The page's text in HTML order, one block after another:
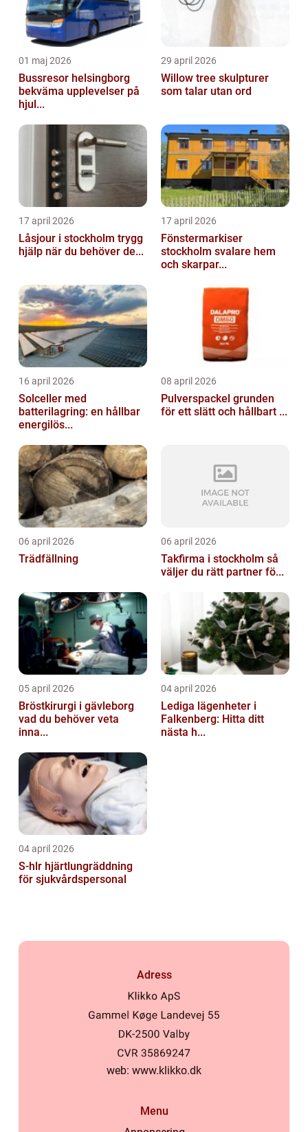
01 maj 2026
Bussresor helsingborg
bekväma upplevelser på
hjul...
29 april 2026
Willow tree skulpturer
som talar utan ord
17 april 2026
Låsjour i stockholm trygg
hjälp när du behöver de...
17 april 2026
Fönstermarkiser
stockholm svalare hem
och skarpar...
16 april 2026
Solceller med
batterilagring: en hållbar
energilös...
08 april 2026
Pulverspackel grunden
för ett slätt och hållbart ...
06 april 2026
Trädfällning
06 april 2026
Takfirma i stockholm så
väljer du rätt partner fö...
05 april 2026
Bröstkirurgi i gävleborg
vad du behöver veta
inna...
04 april 2026
Lediga lägenheter i
Falkenberg: Hitta ditt
nästa h...
04 april 2026
S-hlr hjärtlungräddning
för sjukvårdspersonal
Adress
web: www.klikko.dk
Menu